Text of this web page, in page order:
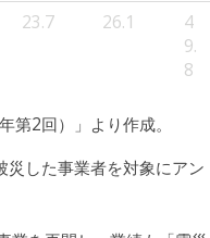
23.7 26.1
4
9.
8
第2回）」より作成。
した事業者を対象にアン